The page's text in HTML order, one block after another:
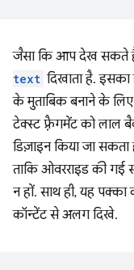
जैसा कि आप देख सकते हैं,
text दिखाता है.
के मुताबिक बनाने के
टेक्स्ट फ़्रैगमेंट को लाल
डिज़ाइन किया जा
ताकि ओवरराइड की गई
न हों. साथ ही, यह पक्का
कॉन्टेंट से अलग दिखे.